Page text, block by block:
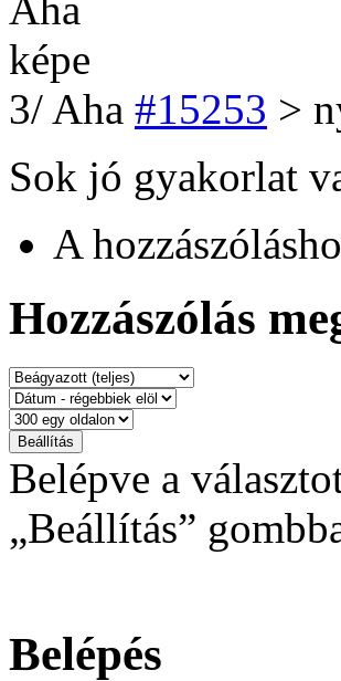
3/ Aha #15253 >
Sok jó gyakorlat
A
Hozzászólás
Belépve a
„Beállítás”
Belépés